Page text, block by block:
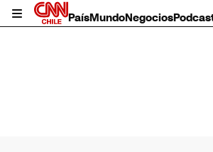
PaísMundoNegocios